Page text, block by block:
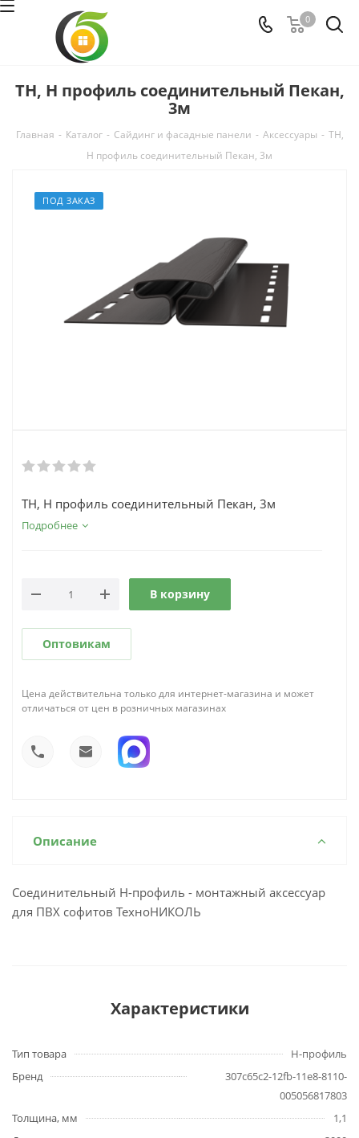
0
ТН, Н профиль соединительный Пекан,
3м
Главная - Каталог - Сайдинг и фасадные панели - Аксессуары - ТН,
Н профиль соединительный Пекан, 3м
ПОД ЗАКАЗ
ТН, Н профиль соединительный Пекан, 3м
Подробнее
В корзину
Оптовикам
Цена действительна только для интернет-магазина и может
отличаться от цен в розничных магазинах
Описание
Соединительный Н-профиль - монтажный аксессуар
для ПВХ софитов ТехноНИКОЛЬ
Характеристики
Тип товара
H-профиль
Бренд
307c65c2-12fb-11e8-8110-
005056817803
Толщина, мм
1,1